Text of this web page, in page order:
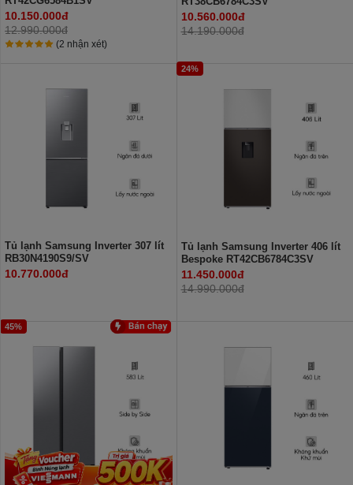
10.150.000đ
12.990.000đ
(2 nhận xét)
10.560.000đ
14.190.000đ
Tủ lạnh Samsung Inverter 307 lít
RB30N4190S9/SV
10.770.000đ
24%
Tủ lạnh Samsung Inverter 406 lít
Bespoke RT42CB6784C3SV
11.450.000đ
14.990.000đ
45%